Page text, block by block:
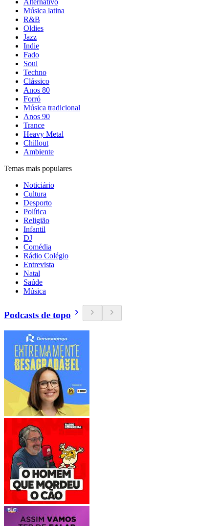
Alternativo
Música latina
R&B
Oldies
Jazz
Indie
Fado
Soul
Techno
Clássico
Anos 80
Forró
Música tradicional
Anos 90
Trance
Heavy Metal
Chillout
Ambiente
Temas mais populares
Noticiário
Cultura
Desporto
Política
Religião
Infantil
DJ
Comédia
Rádio Colégio
Entrevista
Natal
Saúde
Música
Podcasts de topo